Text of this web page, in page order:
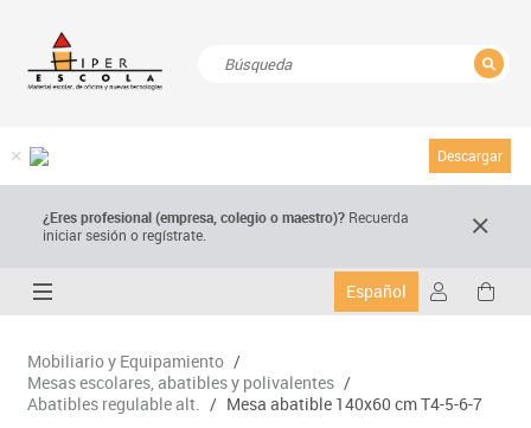
Descargar
¿Eres profesional (empresa, colegio o maestro)? Recuerda
iniciar sesión o regístrate.
Español
Mobiliario y Equipamiento /
Mesas escolares, abatibles y polivalentes /
Abatibles regulable alt. / Mesa abatible 140x60 cm T4-5-6-7